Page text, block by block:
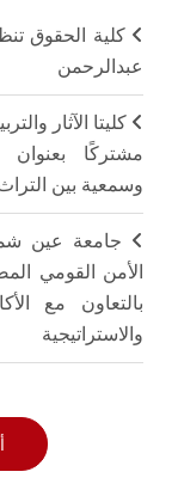
كلية الحقوق
عبدالرحمن
كليتا الآثار
مشتركًا بعنوان
وسمعية بين
جامعة عين
الأمن القومي
بالتعاون مع
والاستراتيجية